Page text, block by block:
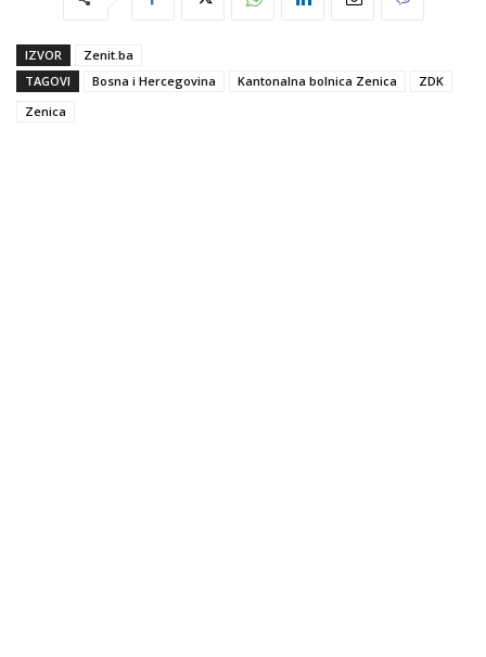
IZVOR
Zenit.ba
TAGOVI
Bosna i Hercegovina Kantonalna bolnica Zenica
ZDK
Zenica